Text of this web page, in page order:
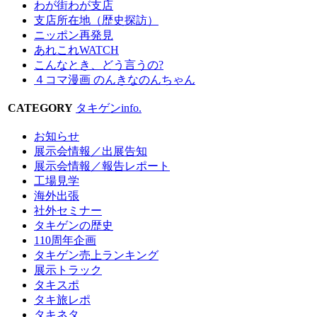
わが街わが支店
支店所在地（歴史探訪）
ニッポン再発見
あれこれWATCH
こんなとき、どう言うの?
４コマ漫画 のんきなのんちゃん
CATEGORY タキゲンinfo.
お知らせ
展示会情報／出展告知
展示会情報／報告レポート
工場見学
海外出張
社外セミナー
タキゲンの歴史
110周年企画
タキゲン売上ランキング
展示トラック
タキスポ
タキ旅レポ